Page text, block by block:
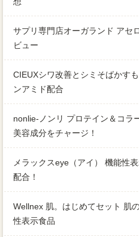
サプリ専門店オーガランド アセ
ビュー
CIEUXシワ改善とシミそばかす
ンアミド配合
nonlie-ノンリ プロテイン＆コラ
美容成分をチャージ！
メラックスeye（アイ） 機能性
配合！
Wellnex 肌。はじめてセット 肌
性表示食品